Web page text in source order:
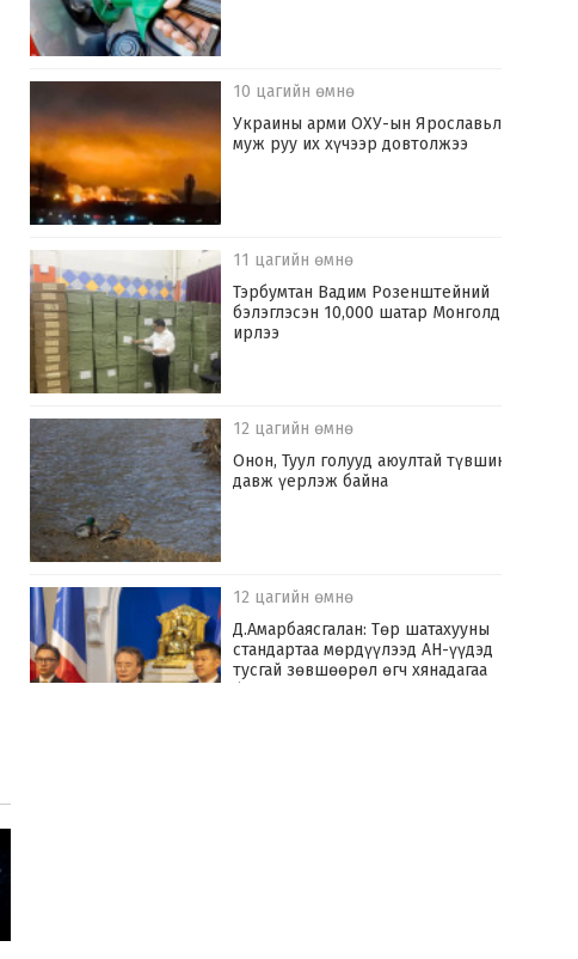
10 цагийн өмнө
Украины арми ОХУ-ын Ярославьл
муж руу их хүчээр довтолжээ
11 цагийн өмнө
Тэрбумтан Вадим Розенштейний
бэлэглэсэн 10,000 шатар Монголд
ирлээ
12 цагийн өмнө
Онон, Туул голууд аюултай түвшинг
давж үерлэж байна
12 цагийн өмнө
Д.Амарбаясгалан: Төр шатахууны
стандартаа мөрдүүлээд АН-үүдэд
тусгай зөвшөөрөл өгч хянадагаа